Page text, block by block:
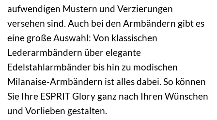
aufwendigen Mustern und Verzierungen
versehen sind. Auch bei den Armbändern gibt es
eine große Auswahl: Von klassischen
Lederarmbändern über elegante
Edelstahlarmbänder bis hin zu modischen
Milanaise-Armbändern ist alles dabei. So können
Sie Ihre ESPRIT Glory ganz nach Ihren Wünschen
und Vorlieben gestalten.